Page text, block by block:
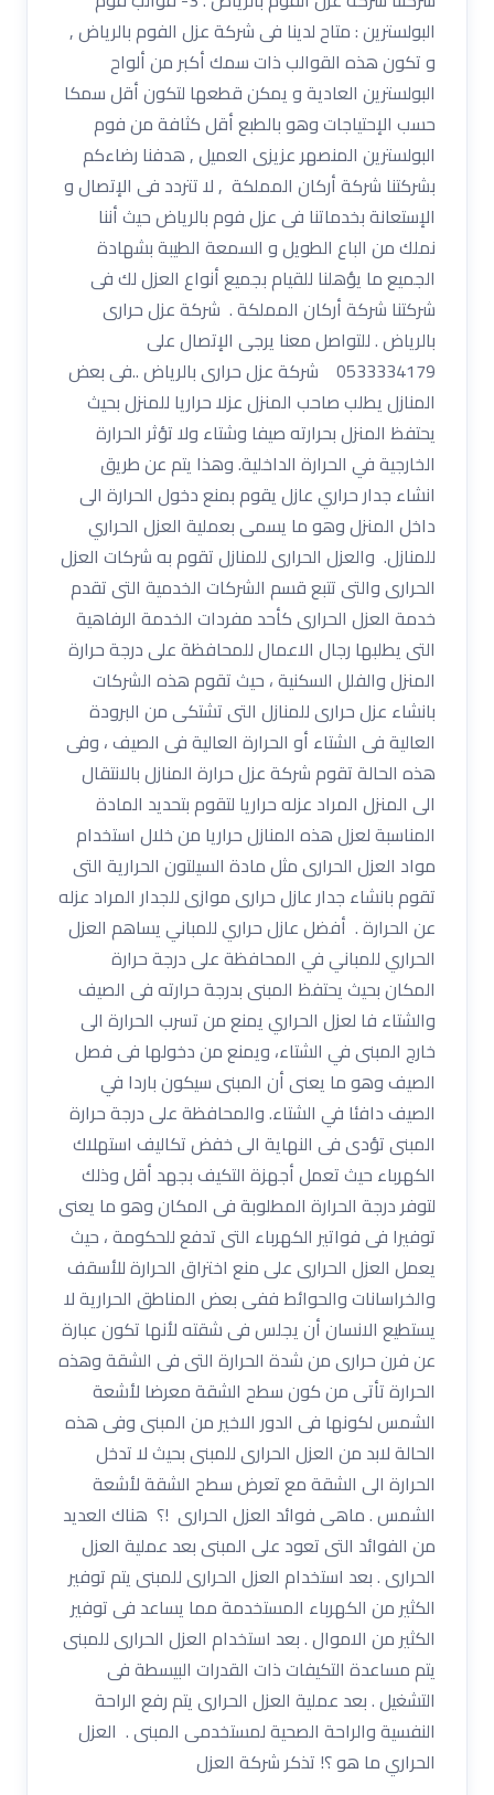
البولسترين : متاح لدينا فى شركة عزل الفوم بالرياض ,
و تكون هذه القوالب ذات سمك أكبر من ألواح
البولسترين العادية و يمكن قطعها لتكون أقل سمكا
حسب الإحتياجات وهو بالطبع أقل كثافة من فوم
البولسترين المنصهر عزيزى العميل , هدفنا رضاءكم
بشركتنا شركة أركان المملكة , لا تتردد فى الإتصال و
الإستعانة بخدماتنا فى عزل فوم بالرياض حيث أننا
نملك من الباع الطويل و السمعة الطيبة بشهادة
الجميع ما يؤهلنا للقيام بجميع أنواع العزل لك فى
شركتنا شركة أركان المملكة . شركة عزل حرارى
بالرياض . للتواصل معنا يرجى الإتصال على
0533334179 شركة عزل حرارى بالرياض ..فى بعض
المنازل يطلب صاحب المنزل عزلا حراريا للمنزل بحيث
يحتفظ المنزل بحرارته صيفا وشتاء ولا تؤثر الحرارة
الخارجية في الحرارة الداخلية. وهذا يتم عن طريق
انشاء جدار حراري عازل يقوم بمنع دخول الحرارة الى
داخل المنزل وهو ما يسمى بعملية العزل الحراري
للمنازل. والعزل الحرارى للمنازل تقوم به شركات العزل
الحرارى والتى تتبع قسم الشركات الخدمية التى تقدم
خدمة العزل الحرارى كأحد مفردات الخدمة الرفاهية
التى يطلبها رجال الاعمال للمحافظة على درجة حرارة
المنزل والفلل السكنية ، حيث تقوم هذه الشركات
بانشاء عزل حرارى للمنازل التى تشتكى من البرودة
العالية فى الشتاء أو الحرارة العالية فى الصيف ، وفى
هذه الحالة تقوم شركة عزل حرارة المنازل بالانتقال
الى المنزل المراد عزله حراريا لتقوم بتحديد المادة
المناسبة لعزل هذه المنازل حراريا من خلال استخدام
مواد العزل الحرارى مثل مادة السيلتون الحرارية التى
تقوم بانشاء جدار عازل حرارى موازى للجدار المراد عزله
عن الحرارة . أفضل عازل حراري للمباني يساهم العزل
الحراري للمباني في المحافظة على درجة حرارة
المكان بحيث يحتفظ المبنى بدرجة حرارته فى الصيف
والشتاء فا لعزل الحراري يمنع من تسرب الحرارة الى
خارج المبنى في الشتاء، ويمنع من دخولها فى فصل
الصيف وهو ما يعنى أن المبنى سيكون باردا في
الصيف دافئا في الشتاء. والمحافظة على درجة حرارة
المبنى تؤدى فى النهاية الى خفض تكاليف استهلاك
الكهرباء حيث تعمل أجهزة التكيف بجهد أقل وذلك
لتوفر درجة الحرارة المطلوبة فى المكان وهو ما يعنى
توفيرا فى فواتير الكهرباء التى تدفع للحكومة ، حيث
يعمل العزل الحرارى على منع اختراق الحرارة للأسقف
والخراسانات والحوائط ففى بعض المناطق الحرارية لا
يستطيع الانسان أن يجلس فى شقته لأنها تكون عبارة
عن فرن حرارى من شدة الحرارة التى فى الشقة وهذه
الحرارة تأتى من كون سطح الشقة معرضا لأشعة
الشمس لكونها فى الدور الاخير من المبنى وفى هذه
الحالة لابد من العزل الحرارى للمبنى بحيث لا تدخل
الحرارة الى الشقة مع تعرض سطح الشقة لأشعة
الشمس . ماهى فوائد العزل الحرارى !؟ هناك العديد
من الفوائد التى تعود على المبنى بعد عملية العزل
الحرارى . بعد استخدام العزل الحرارى للمبنى يتم توفير
الكثير من الكهرباء المستخدمة مما يساعد فى توفير
الكثير من الاموال . بعد استخدام العزل الحرارى للمبنى
يتم مساعدة التكيفات ذات القدرات البيسطة فى
التشغيل . بعد عملية العزل الحرارى يتم رفع الراحة
النفسية والراحة الصحية لمستخدمى المبنى . العزل
الحراري ما هو ؟! تذكر شركة العزل